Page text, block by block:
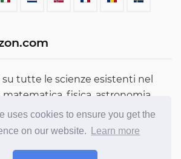
uses cookies to ensure you get the
on our website.
Learn more
tutte le scienze esistenti nel
fisica, astronomia,
e molto altro. Scopri di più sul
il nostro blog!